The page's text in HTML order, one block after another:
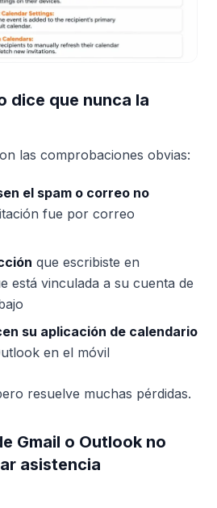
dice que nunca la
las comprobaciones obvias:
el spam o correo no
fue por correo
que escribiste en
está vinculada a su cuenta de
su aplicación de calendario
en el móvil
resuelve muchas pérdidas.
Gmail o Outlook no
asistencia